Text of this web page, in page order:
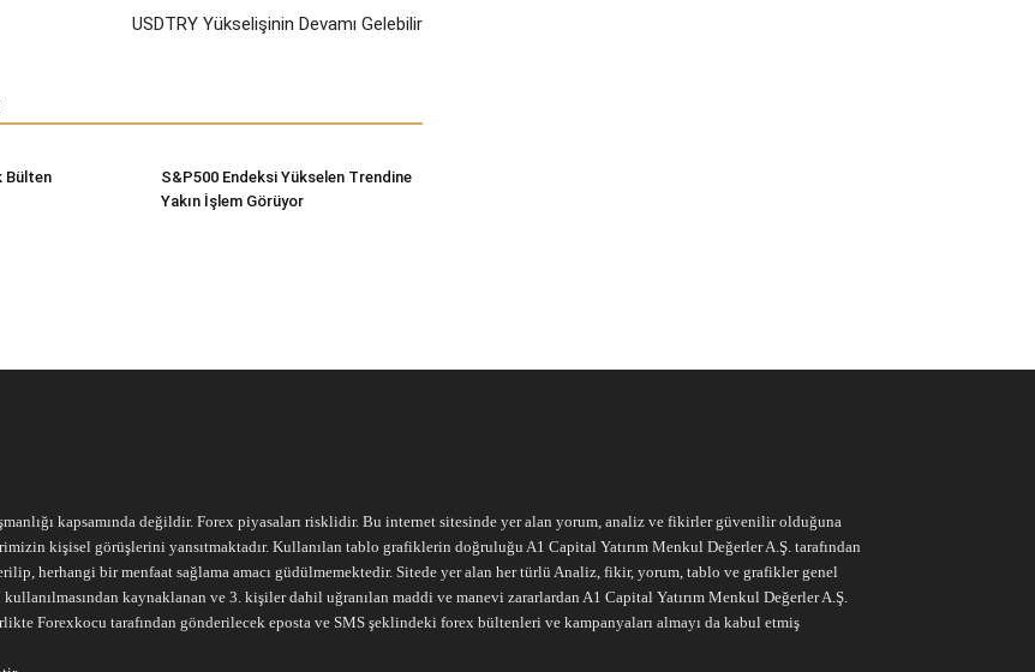
USDTRY Yükselişinin Devamı Gelebilir
Bülten
S&P500 Endeksi Yükselen Trendine
Yakın İşlem Görüyor
kapsamında değildir. Forex piyasaları risklidir. Bu internet sitesinde yer alan yorum, analiz ve fikirler güvenilir olduğuna
kişisel görüşlerini yansıtmaktadır. Kullanılan tablo grafiklerin doğruluğu A1 Capital Yatırım Menkul Değerler A.Ş. tarafından
herhangi bir menfaat sağlama amacı güdülmemektedir. Sitede yer alan her türlü Analiz, fikir, yorum, tablo ve grafikler genel
kaynaklanan ve 3. kişiler dahil uğranılan maddi ve manevi zararlardan A1 Capital Yatırım Menkul Değerler A.Ş.
Forexkocu tarafından gönderilecek eposta ve SMS şeklindeki forex bültenleri ve kampanyaları almayı da kabul etmiş